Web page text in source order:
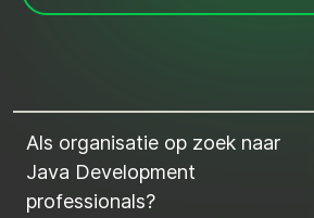
Als organisatie op zoek naar
Java Development
professionals?